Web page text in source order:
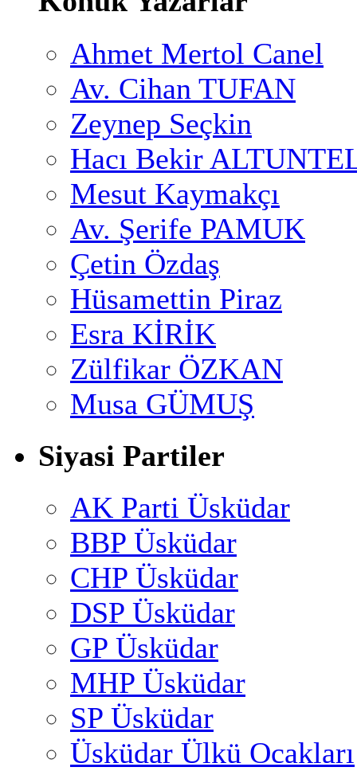
Ahmet Mertol Canel
Av. Cihan TUFAN
Zeynep Seçkin
Hacı Bekir
Mesut Kaymakçı
Av. Şerife PAMUK
Çetin Özdaş
Hüsamettin Piraz
Esra KİRİK
Zülfikar ÖZKAN
Musa GÜMUŞ
Siyasi Partiler
AK Parti Üsküdar
BBP Üsküdar
CHP Üsküdar
DSP Üsküdar
GP Üsküdar
MHP Üsküdar
SP Üsküdar
Üsküdar Ülkü Ocakları